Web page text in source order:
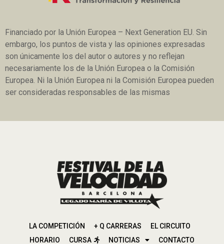
Financiado por la Unión Europea – Next Generation EU. Sin
embargo, los puntos de vista y las opiniones expresadas
son únicamente los del autor o autores y no reflejan
necesariamente los de la Unión Europea o la Comisión
Europea. Ni la Unión Europea ni la Comisión Europea pueden
ser consideradas responsables de las mismas
LA COMPETICIÓN + Q CARRERAS
EL CIRCUITO
HORARIO
CURSA NOTICIAS CONTACTO